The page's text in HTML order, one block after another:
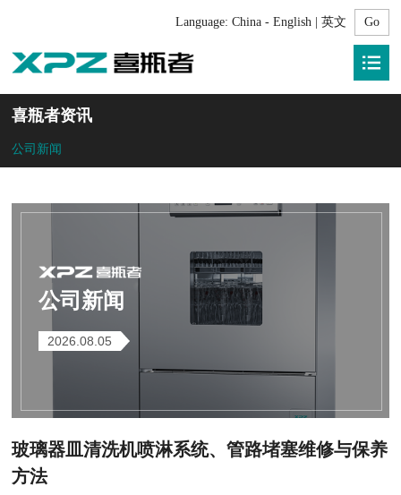
Language: China - English | 英文
喜瓶者资讯
公司新闻
公司新闻
2026.08.05
玻璃器皿清洗机喷淋系统、管路堵塞维修与保养
方法